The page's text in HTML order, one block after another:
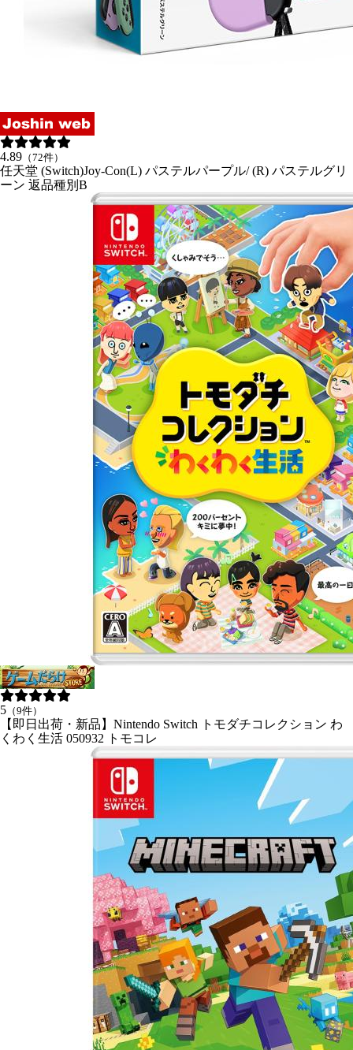
4.89 （72件）
任天堂 (Switch)Joy-Con(L) パステルパープル/ (R) パステルグリ
ーン 返品種別B
5 （9件）
【即日出荷・新品】Nintendo Switch トモダチコレクション わ
くわく生活 050932 トモコレ